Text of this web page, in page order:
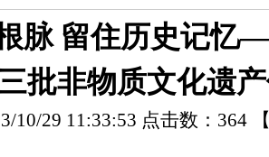
脉 留住历史记忆
批非物质文化遗
10/29 11:33:53 点击数： 364